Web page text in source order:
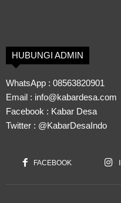
HUBUNGI ADMIN
WhatsApp : 08563820901
Email : info@kabardesa.com
Facebook : Kabar Desa
Twitter : @KabarDesaIndo
FACEBOOK